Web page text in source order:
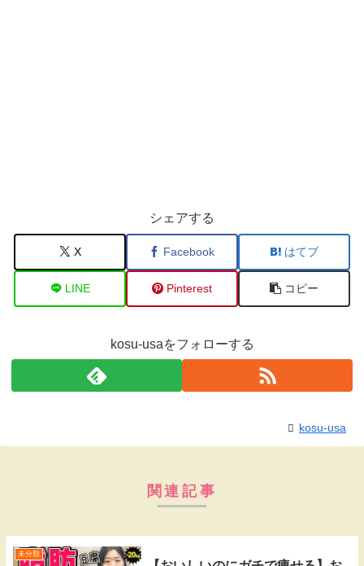
シェアする
X Facebook はてブ
LINE Pinterest コピー
kosu-usaをフォローする
kosu-usa
関連記事
未分類